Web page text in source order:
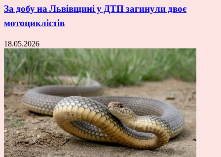
За добу на Львівщині у ДТП загинули двоє
мотоциклістів
18.05.2026